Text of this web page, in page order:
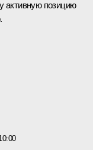
активную позицию